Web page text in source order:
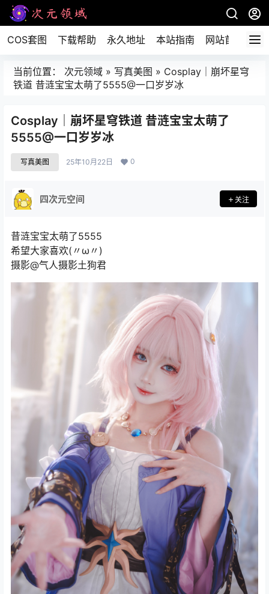
COS套图 下载帮助 永久地址 本站指南 网站首页
当前位置： 次元领域 » 写真美图 » Cosplay｜崩坏星穹
铁道 昔涟宝宝太萌了5555@一口岁岁冰
Cosplay｜崩坏星穹铁道 昔涟宝宝太萌了
5555@一口岁岁冰
写真美图 25年10月22日 0
四次元空间 关注
昔涟宝宝太萌了5555
希望大家喜欢(〃ω〃)
摄影@气人摄影土狗君